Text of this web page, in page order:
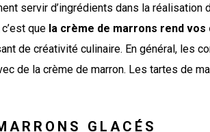
servir d’ingrédients dans la réalisation
que la crème de marrons rend
de créativité culinaire. En général, les
de la crème de marron. Les tartes de
GLACÉS